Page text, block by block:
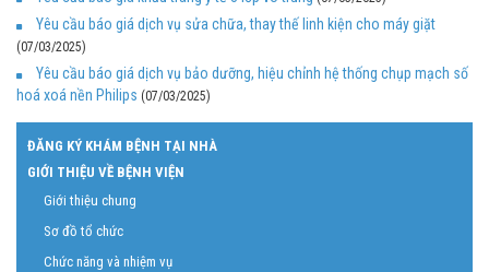
Yêu cầu báo giá dịch vụ sửa chữa, thay thế linh kiện cho máy giặt
(07/03/2025)
Yêu cầu báo giá dịch vụ bảo dưỡng, hiệu chỉnh hệ thống chụp mạch số
hoá xoá nền Philips (07/03/2025)
ĐĂNG KÝ KHÁM BỆNH TẠI NHÀ
GIỚI THIỆU VỀ BỆNH VIỆN
Giới thiệu chung
Sơ đồ tổ chức
Chức năng và nhiệm vụ